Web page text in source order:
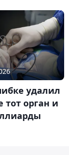
удалил
тот орган и